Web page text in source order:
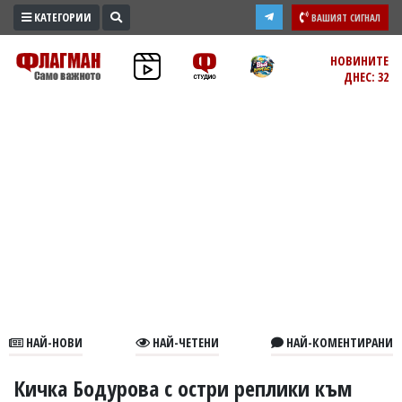
ПРОМО
ЗОНА
В
КАТЕГОРИИ ВАШИЯТ СИГНАЛ
НОВИНИТЕ
ДНЕС: 32
НАЙ-НОВИ НАЙ-ЧЕТЕНИ НАЙ-КОМЕНТИРАНИ
Кичка Бодурова с остри реплики към